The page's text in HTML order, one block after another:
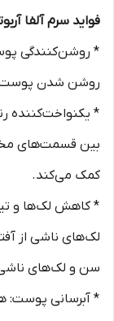
فواید سرم آلفا
* روشن‌کنندگی
روشن شدن
* یکنواخت‌کننده
بین قسمت‌های
کمک می‌کند.
* کاهش لک‌ها و
لک‌های ناشی از
سن و لک‌های ناشی
* آبرسانی پوست: